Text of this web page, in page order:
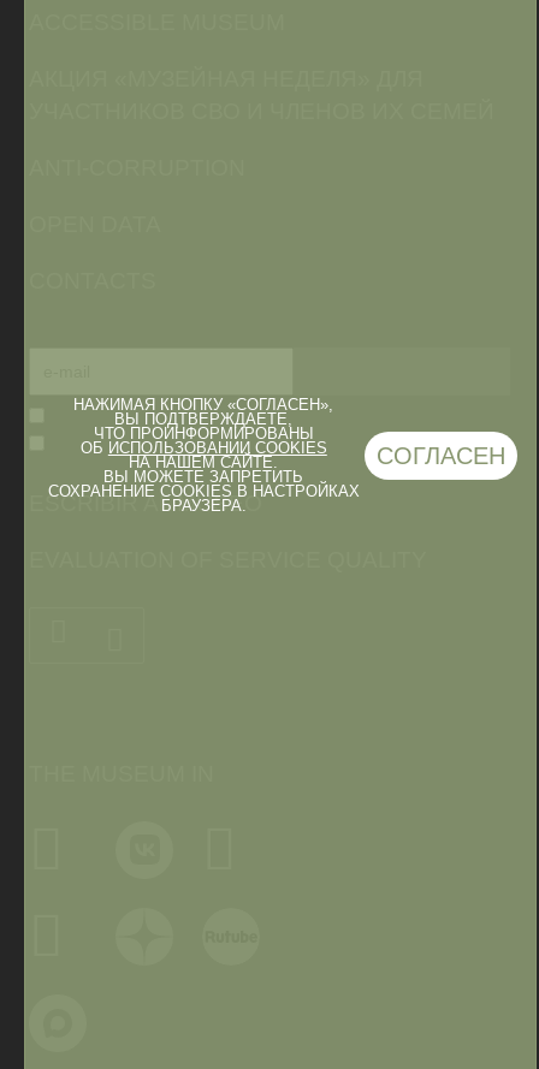
НАЖИМАЯ КНОПКУ «СОГЛАСЕН»,
ВЫ ПОДТВЕРЖДАЕТЕ,
ЧТО ПРОИНФОРМИРОВАНЫ
ОБ ИСПОЛЬЗОВАНИИ COOKIES
НА НАШЕМ САЙТЕ.
ВЫ МОЖЕТЕ ЗАПРЕТИТЬ
СОХРАНЕНИЕ COOKIES В НАСТРОЙКАХ
БРАУЗЕРА.
СОГЛАСЕН
ESCRIBIR AL MUSEO